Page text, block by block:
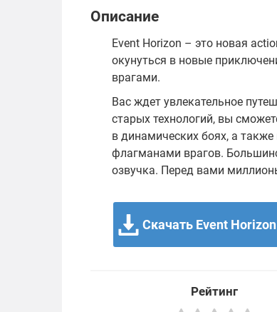
Описание
Event Horizon – это новая
окунуться в новые
врагами.
Вас ждет увлекательное
старых технологий, вы
в динамических боях, а
флагманами врагов.
озвучка. Перед вами
Скачать Event
Рейтинг